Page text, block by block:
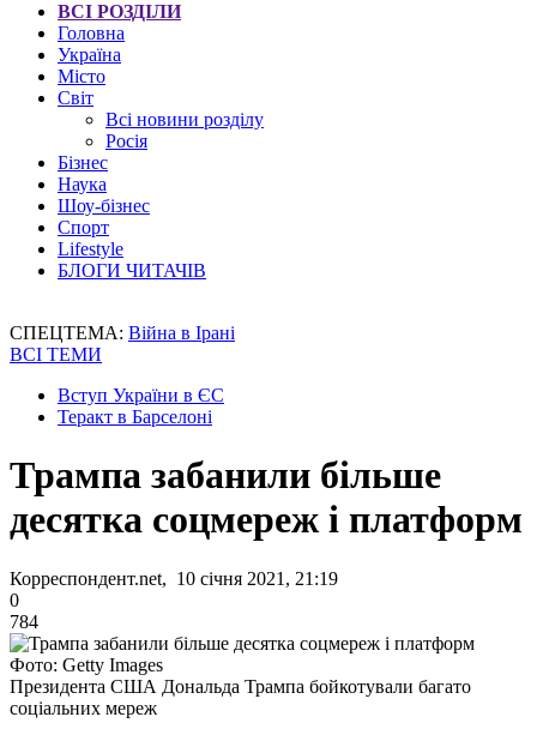
ВСІ РОЗДІЛИ
Головна
Україна
Місто
Світ
Всі новини розділу
Росія
Бізнес
Наука
Шоу-бізнес
Спорт
Lifestyle
БЛОГИ ЧИТАЧІВ
СПЕЦТЕМА: Війна в Ірані
ВСІ ТЕМИ
Вступ України в ЄС
Теракт в Барселоні
Трампа забанили більше
десятка соцмереж і платформ
Корреспондент.net, 10 січня 2021, 21:19
0
784
Фото: Getty Images
Президента США Дональда Трампа бойкотували багато
соціальних мереж